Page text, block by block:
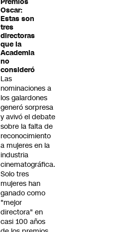
Oscar:
Estas son
tres
directoras
que la
Academia
no
consideró
Las
nominaciones a
los galardones
generó sorpresa
y avivó el debate
sobre la falta de
reconocimiento
a mujeres en la
industria
cinematográfica.
Solo tres
mujeres han
ganado como
"mejor
directora" en
casi 100 años